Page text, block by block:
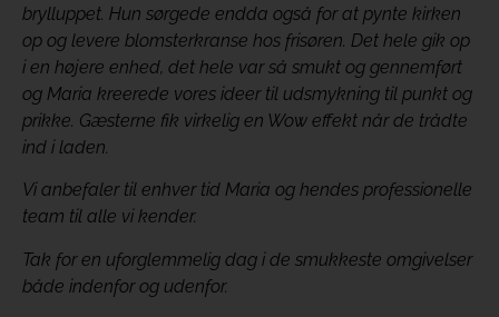
brylluppet. Hun sørgede endda også for at pynte kirken
op og levere blomsterkranse hos frisøren. Det hele gik op
i en højere enhed, det hele var så smukt og gennemført
og Maria kreerede vores ideer til udsmykning til punkt og
prikke. Gæsterne fik virkelig en Wow effekt når de trådte
ind i laden.
Vi anbefaler til enhver tid Maria og hendes professionelle
team til alle vi kender.
Tak for en uforglemmelig dag i de smukkeste omgivelser
både indenfor og udenfor.